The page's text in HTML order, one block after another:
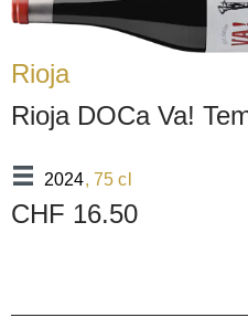
Rioja
Rioja DOCa Va!
2024, 75 cl
CHF 16.50